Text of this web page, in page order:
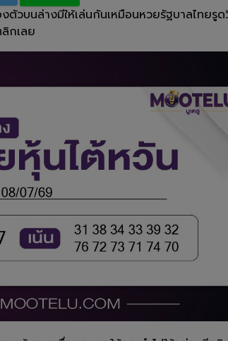
บนล่างมีให้เล่นกันเหมือนหวยรัฐบาลไทยรู
กเลย